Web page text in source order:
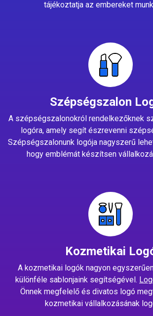
tájékoztatja az embereket
Szépségszalon
A szépségszalonokról rendelkezőknek
logóra, amely segít észrevenni
Szépségszalonunk logója nagyszerű
hogy emblémát készítsen
Kozmetikai
A kozmetikai logók nagyon
különféle sablonjaink segítségével.
Önnek megfelelő és divatos logó
kozmetikai vállalkozásának